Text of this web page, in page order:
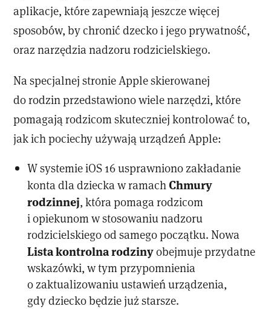
aplikacje, które zapewniają jeszcze więcej
sposobów, by chronić dzecko i jego prywatność,
oraz narzędzia nadzoru rodzicielskiego.
Na specjalnej stronie Apple skierowanej
do rodzin przedstawiono wiele narzędzi, które
pomagają rodzicom skuteczniej kontrolować to,
jak ich pociechy używają urządzeń Apple:
W systemie iOS 16 usprawniono zakładanie
konta dla dziecka w ramachChmury
rodzinnej, która pomaga rodzicom
i opiekunom w stosowaniu nadzoru
rodzicielskiego od samego początku. Nowa
Lista kontrolna rodzinyobejmuje przydatne
wskazówki, w tym przypomnienia
o zaktualizowaniu ustawień urządzenia,
gdy dziecko będzie już starsze.